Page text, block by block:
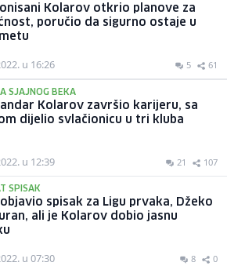
Kolarov otkrio planove za
poručio da sigurno ostaje u
u 16:26 5 61
SJAJNOG BEKA
Kolarov završio karijeru, sa
dijelio svlačionicu u tri kluba
u 12:39 21 107
SPISAK
spisak za Ligu prvaka, Džeko
ali je Kolarov dobio jasnu
u 07:30 8 0